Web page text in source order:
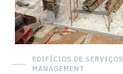
EDIFÍCIOS DE SERVIÇOS
MANAGEMENT